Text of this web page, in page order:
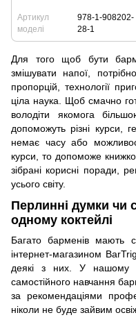
Артикул
моделі
978-1-908202-
28-1
Для того щоб бути
змішувати напої,
пропорцій, технології
ціла наука. Щоб смачно
володіти якомога
допоможуть різні курси,
немає часу або
курси, то допоможе
зібрані корисні поради,
усього світу.
Перлинні думки чи
одному коктейлі
Багато барменів мають
інтернет-магазином
деякі з них. У нашому
самостійного навчання
за рекомендаціями
ніколи не буде зайвим